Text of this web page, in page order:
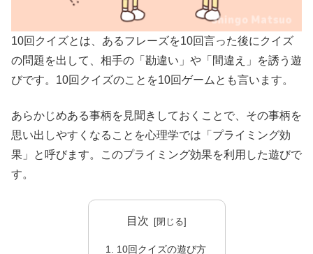
10回クイズとは、あるフレーズを10回言った後にクイズ
の問題を出して、相手の「勘違い」や「間違え」を誘う遊
びです。10回クイズのことを10回ゲームとも言います。
あらかじめある事柄を見聞きしておくことで、その事柄を
思い出しやすくなることを心理学では「プライミング効
果」と呼びます。このプライミング効果を利用した遊びで
す。
目次
10回クイズの遊び方